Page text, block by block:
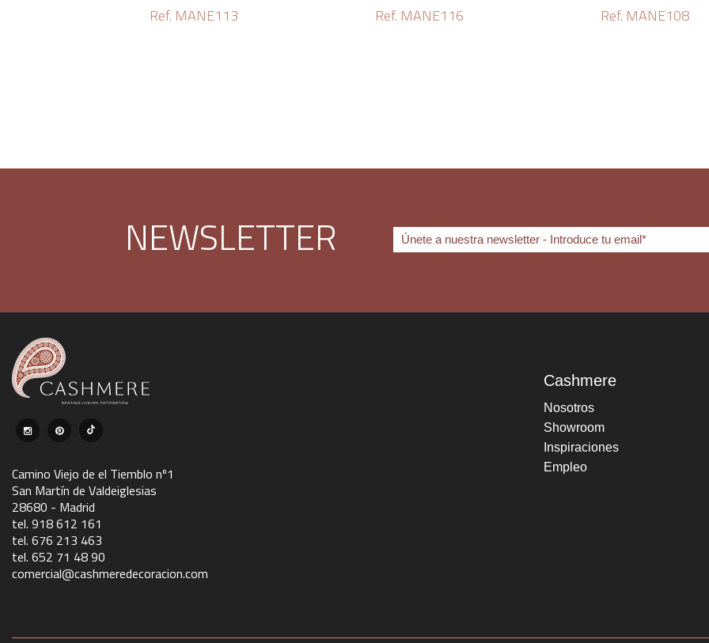
Ref. MANE113 Ref. MANE116 Ref. MANE108
NEWSLETTER
Camino Viejo de el Tiemblo nº1
San Martín de Valdeiglesias
28680 - Madrid
tel. 918 612 161
tel. 676 213 463
tel. 652 71 48 90
comercial@cashmeredecoracion.com
Cashmere
Nosotros
Showroom
Inspiraciones
Empleo